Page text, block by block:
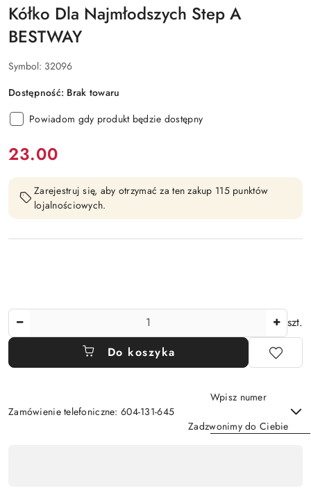
Kółko Dla Najmłodszych Step A
BESTWAY
Symbol: 32096
Dostępność: Brak towaru
Powiadom gdy produkt będzie dostępny
cena:
23.00
Zarejestruj się, aby otrzymać za ten zakup 115 punktów
lojalnościowych.
szt.
Do koszyka
Zamówienie telefoniczne: 604-131-645
Wpisz numer
Zadzwonimy do Ciebie